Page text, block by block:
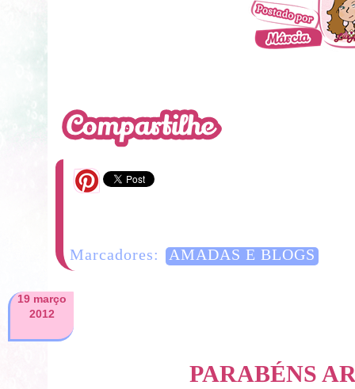
Marcadores: AMADAS E BLOGS
19 março
2012
PARABÉNS